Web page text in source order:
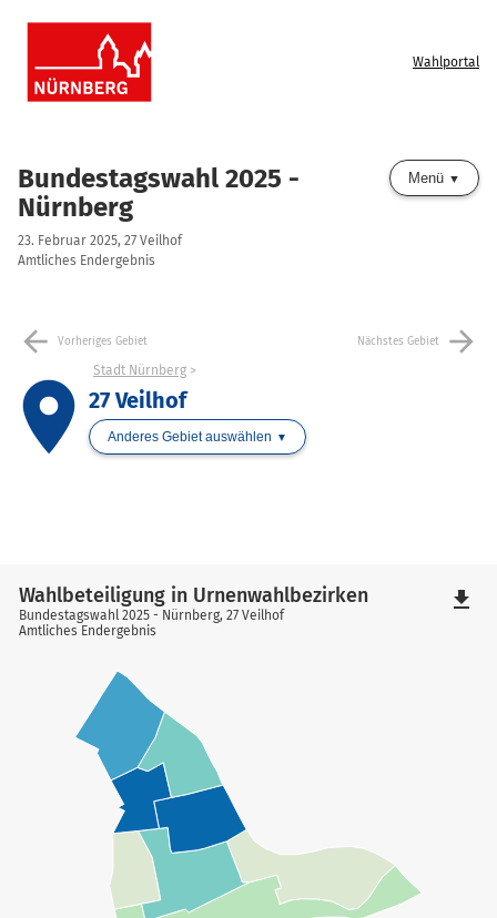
Wahlportal
Bundestagswahl 2025 -
Nürnberg
23. Februar 2025, 27 Veilhof
Amtliches Endergebnis
Menü
arrow_back Vorheriges Gebiet Nächstes Gebiet arrow_forward
place
Stadt Nürnberg
27 Veilhof
Anderes Gebiet auswählen
Wahlbeteiligung in Urnenwahlbezirken
Bundestagswahl 2025 - Nürnberg, 27 Veilhof
Amtliches Endergebnis
file_download